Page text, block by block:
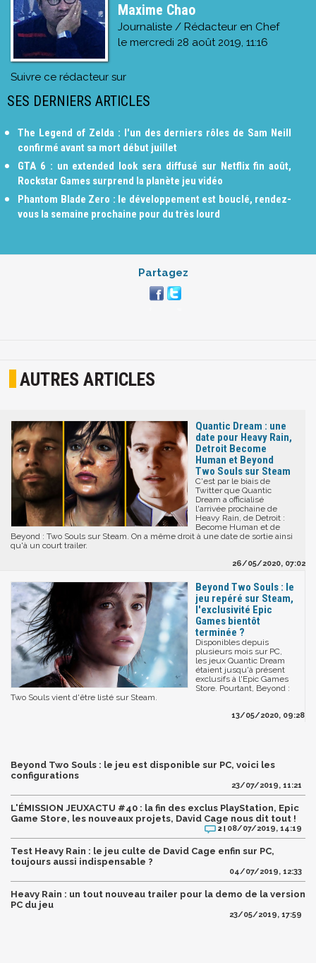
Maxime Chao
Journaliste / Rédacteur en Chef
le mercredi 28 août 2019, 11:16
Suivre ce rédacteur sur
SES DERNIERS ARTICLES
The Legend of Zelda : l'un des derniers rôles de Sam Neill
confirmé avant sa mort début juillet
GTA 6 : un extended look sera diffusé sur Netflix fin août,
Rockstar Games surprend la planète jeu vidéo
Phantom Blade Zero : le développement est bouclé, rendez-
vous la semaine prochaine pour du très lourd
Partagez
AUTRES ARTICLES
Quantic Dream : une
date pour Heavy Rain,
Detroit Become
Human et Beyond
Two Souls sur Steam
C'est par le biais de
Twitter que Quantic
Dream a officialisé
l'arrivée prochaine de
Heavy Rain, de Detroit :
Become Human et de
Beyond : Two Souls sur Steam. On a même droit à une date de sortie ainsi
qu'à un court trailer.
26/05/2020, 07:02
Beyond Two Souls : le
jeu repéré sur Steam,
l'exclusivité Epic
Games bientôt
terminée ?
Disponibles depuis
plusieurs mois sur PC,
les jeux Quantic Dream
étaient jusqu'à présent
exclusifs à l'Epic Games
Store. Pourtant, Beyond :
Two Souls vient d'être listé sur Steam.
13/05/2020, 09:28
Beyond Two Souls : le jeu est disponible sur PC, voici les
configurations
23/07/2019, 11:21
L'ÉMISSION JEUXACTU #40 : la fin des exclus PlayStation, Epic
Game Store, les nouveaux projets, David Cage nous dit tout !
2 | 08/07/2019, 14:19
Test Heavy Rain : le jeu culte de David Cage enfin sur PC,
toujours aussi indispensable ?
04/07/2019, 12:33
Heavy Rain : un tout nouveau trailer pour la demo de la version
PC du jeu
23/05/2019, 17:59